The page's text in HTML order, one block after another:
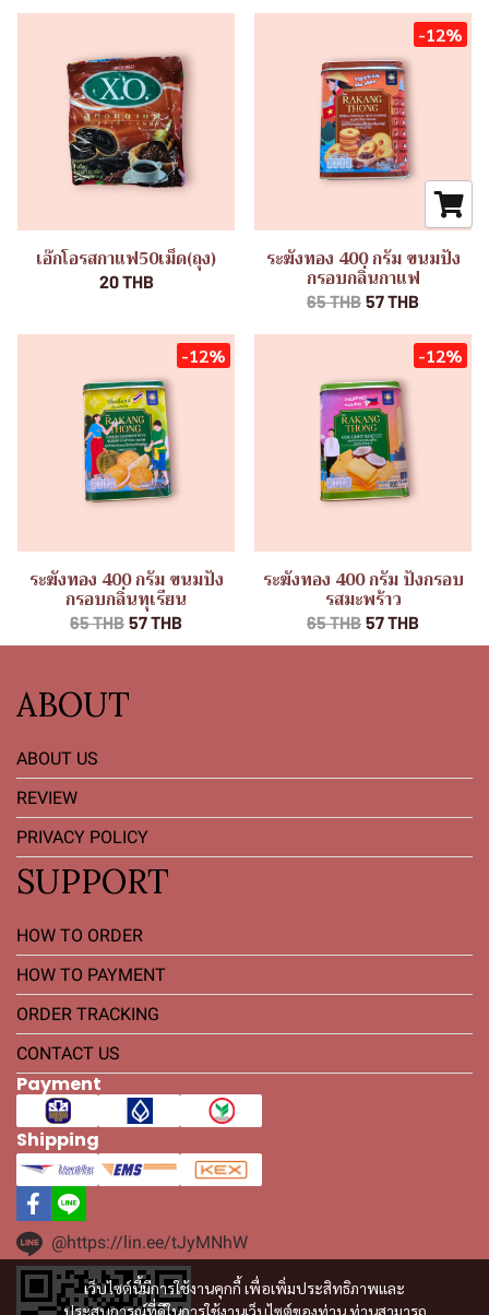
เอ๊กโอรสกาแฟ50เม็ด(ถุง)
20 THB
-12%
ระฆังทอง 400 กรัม ขนมปัง
กรอบกลิ่นกาแฟ
65 THB 57 THB
-12%
ระฆังทอง 400 กรัม ขนมปัง
กรอบกลิ่นทุเรียน
65 THB 57 THB
-12%
ระฆังทอง 400 กรัม ปังกรอบ
รสมะพร้าว
65 THB 57 THB
เว็บไซต์นี้มีการใช้งานคุกกี้ เพื่อเพิ่มประสิทธิภาพและ
ประสบการณ์ที่ดีในการใช้งานเว็บไซต์ของท่าน ท่านสามารถ
ABOUT
ABOUT US
REVIEW
PRIVACY POLICY
SUPPORT
HOW TO ORDER
HOW TO PAYMENT
ORDER TRACKING
CONTACT US
Payment
Shipping
@https://lin.ee/tJyMNhW